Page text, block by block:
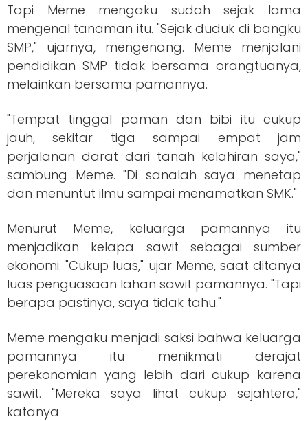
Tapi Meme mengaku sudah sejak lama
mengenal tanaman itu. "Sejak duduk di bangku
SMP," ujarnya, mengenang. Meme menjalani
pendidikan SMP tidak bersama orangtuanya,
melainkan bersama pamannya.
"Tempat tinggal paman dan bibi itu cukup
jauh, sekitar tiga sampai empat jam
perjalanan darat dari tanah kelahiran saya,"
sambung Meme. "Di sanalah saya menetap
dan menuntut ilmu sampai menamatkan SMK."
Menurut Meme, keluarga pamannya itu
menjadikan kelapa sawit sebagai sumber
ekonomi. "Cukup luas," ujar Meme, saat ditanya
luas penguasaan lahan sawit pamannya. "Tapi
berapa pastinya, saya tidak tahu."
Meme mengaku menjadi saksi bahwa keluarga
pamannya itu menikmati derajat
perekonomian yang lebih dari cukup karena
sawit. "Mereka saya lihat cukup sejahtera,"
katanya